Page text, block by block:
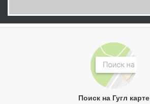
Поиск на Гугл карте